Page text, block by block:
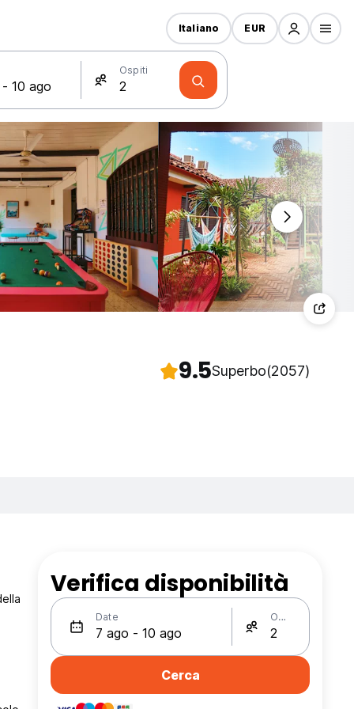
Ospiti
Italiano EUR
9.5Superbo(2057)
Verifica disponibilità
Date Ospiti
Cerca